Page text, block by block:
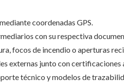
coordenadas GPS.
con su respectiva
focos de incendio o aperturas
externas junto con certificaciones
técnico y modelos de